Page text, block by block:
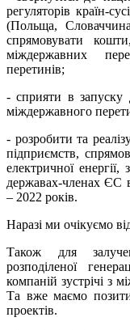
регуляторів країн-
(Польща,
спрямовувати
міждержавних
перетинів;
- сприяти в запуску
міждержавного
- розробити та
підприємств,
електричної
державах-членах ЄС
– 2022 років.
Наразі ми очікуємо
Також для
розподіленої
компаній зустрічі з
Та вже маємо
проектів.